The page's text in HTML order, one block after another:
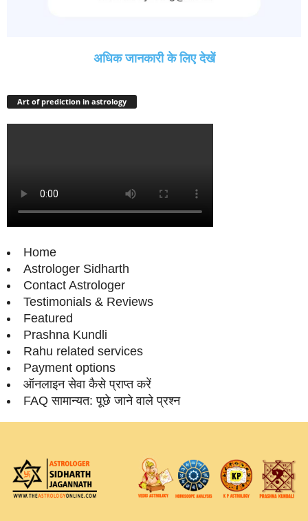
अधिक जानकारी के लिए देखें
Art of prediction in astrology
Home
Astrologer Sidharth
Contact Astrologer
Testimonials & Reviews
Featured
Prashna Kundli
Rahu related services
Payment options
ऑनलाइन सेवा कैसे प्राप्‍त करें
FAQ सामान्‍यत: पूछे जाने वाले प्रश्‍न